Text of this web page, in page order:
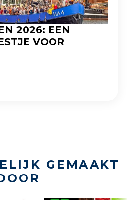
2026: EEN
VOOR
GEMAAKT